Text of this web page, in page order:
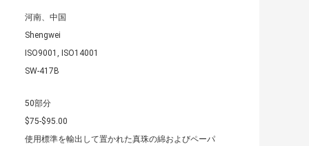
河南、中国
Shengwei
ISO9001, ISO14001
SW-417B
50部分
$75-$95.00
使用標準を輸出して置かれた真珠の綿およびペーパ